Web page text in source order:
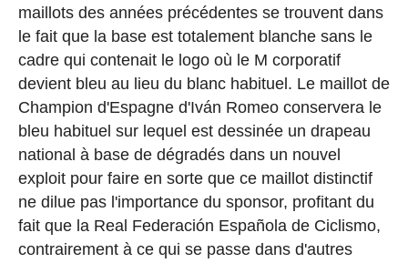
maillots des années précédentes se trouvent dans
le fait que la base est totalement blanche sans le
cadre qui contenait le logo où le M corporatif
devient bleu au lieu du blanc habituel. Le maillot de
Champion d'Espagne d'Iván Romeo conservera le
bleu habituel sur lequel est dessinée un drapeau
national à base de dégradés dans un nouvel
exploit pour faire en sorte que ce maillot distinctif
ne dilue pas l'importance du sponsor, profitant du
fait que la Real Federación Española de Ciclismo,
contrairement à ce qui se passe dans d'autres